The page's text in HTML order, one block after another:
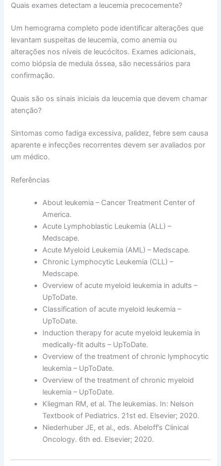
Quais exames detectam a leucemia precocemente?
Um hemograma completo pode identificar alterações que
levantam suspeitas de leucemia, como anemia ou
alterações nos níveis de leucócitos. Exames adicionais,
como biópsia de medula óssea, são necessários para
confirmação.
Quais são os sinais iniciais da leucemia que devem chamar
atenção?
Sintomas como fadiga excessiva, palidez, febre sem causa
aparente e infecções recorrentes devem ser avaliados por
um médico.
Referências
About leukemia – Cancer Treatment Center of
America.
Acute Lymphoblastic Leukemia (ALL) –
Medscape.
Acute Myeloid Leukemia (AML) – Medscape.
Chronic Lymphocytic Leukemia (CLL) –
Medscape.
Overview of acute myeloid leukemia in adults –
UpToDate.
Classification of acute myeloid leukemia –
UpToDate.
Induction therapy for acute myeloid leukemia in
medically-fit adults – UpToDate.
Overview of the treatment of chronic lymphocytic
leukemia – UpToDate.
Overview of the treatment of chronic myeloid
leukemia – UpToDate.
Kliegman RM, et al. The leukemias. In: Nelson
Textbook of Pediatrics. 21st ed. Elsevier; 2020.
Niederhuber JE, et al., eds. Abeloff’s Clinical
Oncology. 6th ed. Elsevier; 2020.